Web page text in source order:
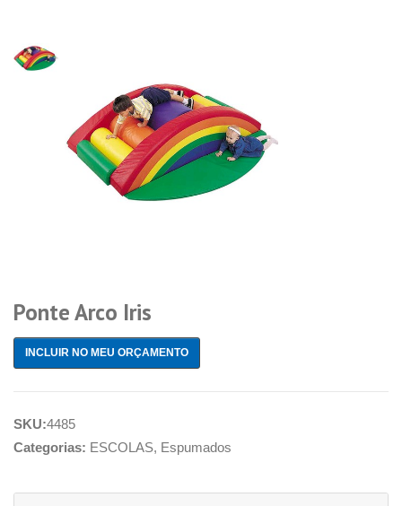
Ponte Arco Iris
INCLUIR NO MEU ORÇAMENTO
SKU:4485
Categorias: ESCOLAS, Espumados